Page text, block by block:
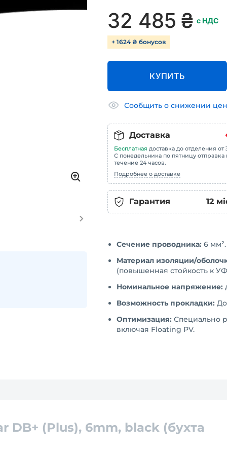
32 485 ₴ с НДС
+ 1624 ₴ бонусов
КУПИТЬ
Сообщить о снижении
Доставка
Бесплатная доставка до отделения от
С понедельника по пятницу отправка
течение 24 часов.
Подробнее о доставке
Гарантия 12
Сечение проводника: 6 мм².
Материал изоляции/
(повышенная стойкость к
Номинальное напряжение:
Возможность прокладки:
Оптимизация: Специально
включая Floating PV.
DB+ (Plus), 6mm, black (бухта